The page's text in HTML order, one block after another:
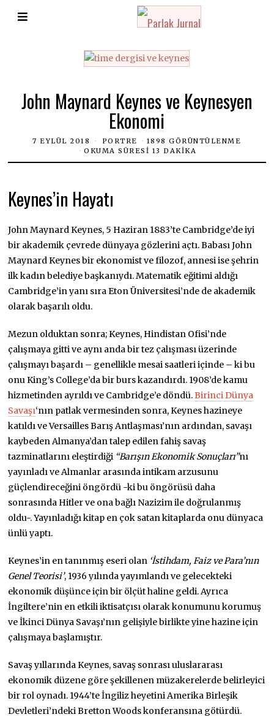
John Maynard Keynes ve Keynesyen
Ekonomi
7 EYLÜL 2018 PORTRE
1898 GÖRÜNTÜLENME
OKUMA SÜRESI 13 DAKIKA
Keynes’in Hayatı
John Maynard Keynes, 5 Haziran 1883’te Cambridge’de iyi
bir akademik çevrede dünyaya gözlerini açtı. Babası John
Maynard Keynes bir ekonomist ve filozof, annesi ise şehrin
ilk kadın belediye başkanıydı. Matematik eğitimi aldığı
Cambridge’in yanı sıra Eton Üniversitesi’nde de akademik
olarak başarılı oldu.
Mezun olduktan sonra; Keynes, Hindistan Ofisi’nde
çalışmaya gitti ve aynı anda bir tez çalışması üzerinde
çalışmayı başardı – genellikle mesai saatleri içinde – ki bu
onu King’s College’da bir burs kazandırdı. 1908’de kamu
hizmetinden ayrıldı ve Cambridge’e döndü.Birinci Dünya
Savaşı‘nın patlak vermesinden sonra, Keynes hazineye
katıldı ve Versailles Barış Antlaşması’nın ardından, savaşı
kaybeden Almanya’dan talep edilen fahiş savaş
tazminatlarını eleştirdiği “Barışın Ekonomik Sonuçları”nı
yayınladı ve Almanlar arasında intikam arzusunu
güçlendireceğini öngördü -ki bu öngörüsü daha
sonrasında Hitler ve ona bağlı Nazizim ile doğrulanmış
oldu-. Yayınladığı kitap en çok satan kitaplarda onu dünyaca
ünlü yaptı.
Keynes’in en tanınmış eseri olan ‘İstihdam, Faiz ve Para’nın
Genel Teorisi’, 1936 yılında yayımlandı ve gelecekteki
ekonomik düşünce için bir ölçüt haline geldi. Ayrıca
İngiltere’nin en etkili iktisatçısı olarak konumunu korumuş
ve İkinci Dünya Savaşı’nın gelişiyle birlikte yine hazine için
çalışmaya başlamıştır.
Savaş yıllarında Keynes, savaş sonrası uluslararası
ekonomik düzene göre şekillenen müzakerelerde belirleyici
bir rol oynadı. 1944’te İngiliz heyetini Amerika Birleşik
Devletleri’ndeki Bretton Woods konferansına götürdü.